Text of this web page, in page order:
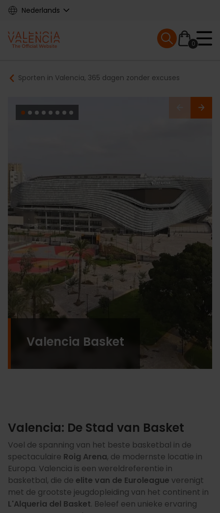
Skip
content
Nederlands
Main
navigation
0
Mobile menu
Breadcrumb
Sporten in Valencia, 365 dagen zonder excuses
Valencia Basket
Valencia: De Stad van Basket
Voel de spanning van het beste basketbal in de
spectaculaire Roig Arena, de modernste locatie in
Europa. Valencia is een wereldreferentie in
basketbal, die de elite van de Euroleague verenigt
met de grootste jeugdopleiding van het continent in
L'Alqueria del Basket. Beleef een unieke ervaring